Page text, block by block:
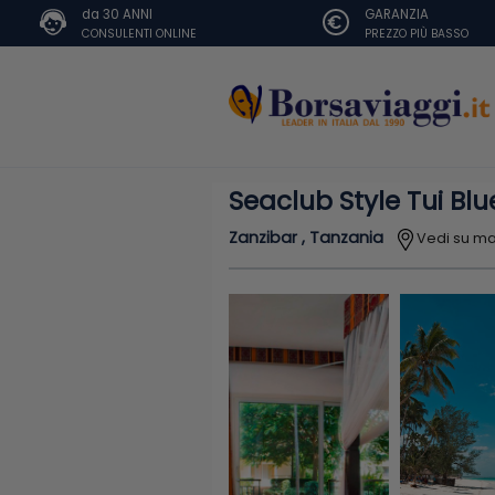
da 30 ANNI
CONSULENTI ONLINE
GARANZIA
PREZZO PIÙ BASSO
Seaclub Style Tui
Zanzibar , Tanzania Vedi su